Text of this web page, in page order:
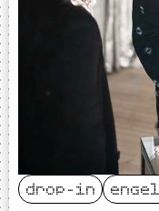
drop-in